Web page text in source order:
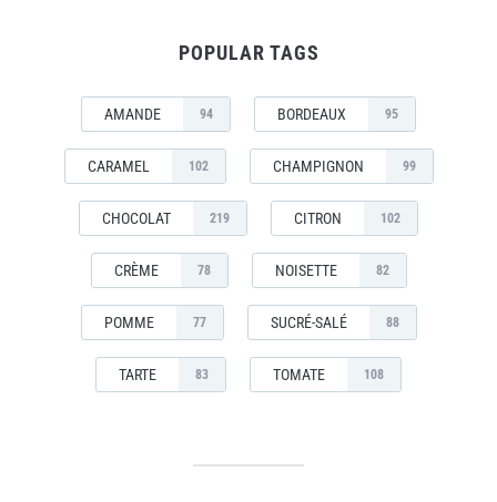
POPULAR TAGS
AMANDE 94 BORDEAUX 95
CARAMEL 102 CHAMPIGNON 99
CHOCOLAT 219 CITRON 102
CRÈME 78 NOISETTE 82
POMME 77 SUCRÉ-SALÉ 88
TARTE 83 TOMATE 108